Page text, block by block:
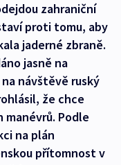
zahraniční
proti tomu, aby
jaderné zbraně.
jasně na
návštěvě ruský
že chce
Podle
na plán
přítomnost v